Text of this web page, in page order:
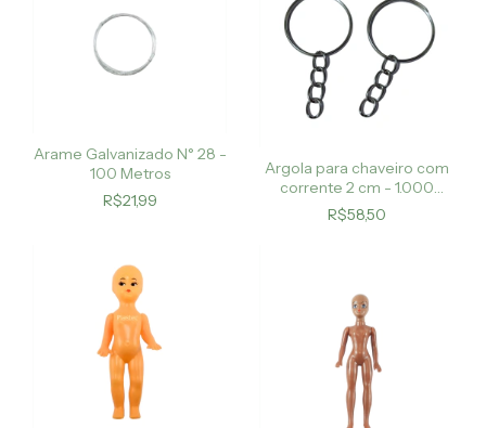
Arame Galvanizado N° 28 -
100 Metros
R$21,99
Argola para chaveiro com
corrente 2 cm - 1.000
unidades
R$58,50